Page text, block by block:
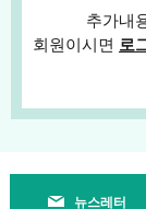
추가내
회원이시면 로
뉴스레터